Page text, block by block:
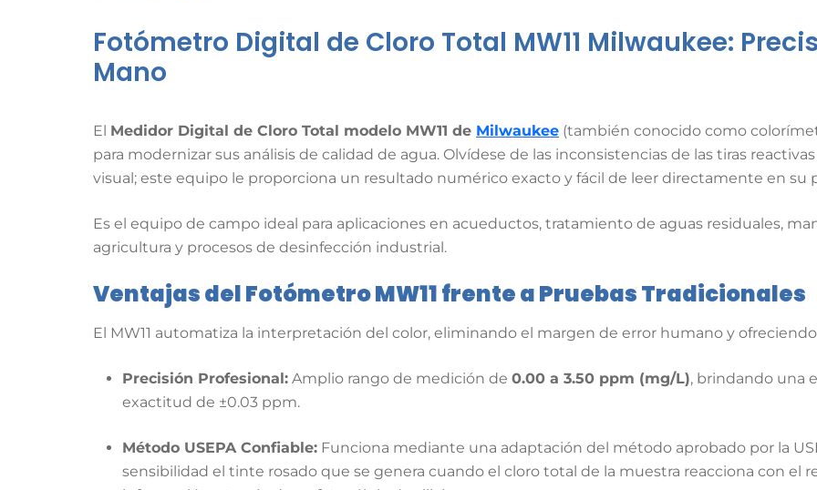
Fotómetro Digital de Cloro Total MW11 Milwaukee:
Mano
El Medidor Digital de Cloro Total modelo MW11 de Milwaukee (también conocido como
para modernizar sus análisis de calidad de agua. Olvídese de las inconsistencias de las tiras
visual; este equipo le proporciona un resultado numérico exacto y fácil de leer directamente en su
Es el equipo de campo ideal para aplicaciones en acueductos, tratamiento de aguas residuales,
agricultura y procesos de desinfección industrial.
Ventajas del Fotómetro MW11 frente a Pruebas Tradicionales
El MW11 automatiza la interpretación del color, eliminando el margen de error humano y
Precisión Profesional: Amplio rango de medición de 0.00 a 3.50 ppm (mg/L), brindando una
exactitud de ±0.03 ppm.
Método USEPA Confiable: Funciona mediante una adaptación del método aprobado por la
sensibilidad el tinte rosado que se genera cuando el cloro total de la muestra reacciona con el